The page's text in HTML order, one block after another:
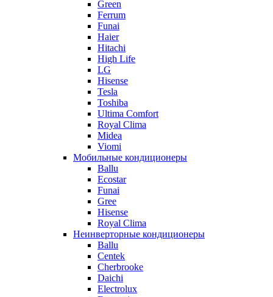
Green
Ferrum
Funai
Haier
Hitachi
High Life
LG
Hisense
Tesla
Toshiba
Ultima Comfort
Royal Clima
Midea
Viomi
Мобильные кондиционеры
Ballu
Ecostar
Funai
Gree
Hisense
Royal Clima
Неинверторные кондиционеры
Ballu
Centek
Cherbrooke
Daichi
Electrolux